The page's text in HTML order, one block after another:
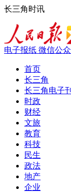
长三角时讯
电子报纸 微信公
首页
长三角
长三角电子刊
时政
财经
文旅
教育
科技
民生
政法
地产
企业